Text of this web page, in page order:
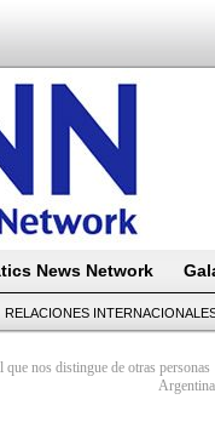
News Network
RELACIONES
nos distingue de otras personas